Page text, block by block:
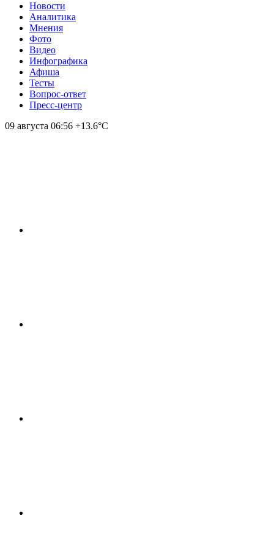
Новости
Аналитика
Мнения
Фото
Видео
Инфографика
Афиша
Тесты
Вопрос-ответ
Пресс-центр
09 августа 06:56 +13.6°С